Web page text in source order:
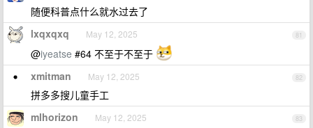
随便科普点什么就水过去了
81
lxqxqxq May 12, 2025
@iyeatse #64 不至于不至于
82
xmitman May 12, 2025
拼多多搜儿童手工
83
mlhorizon May 12, 2025